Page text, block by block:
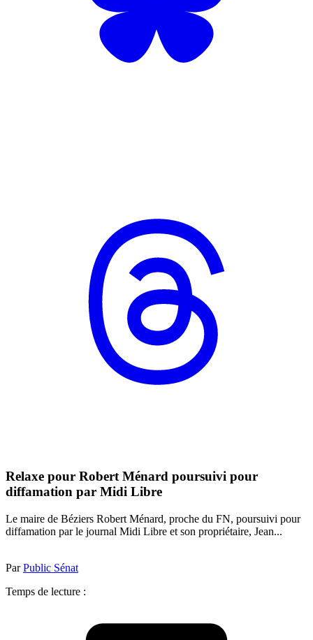
Relaxe pour Robert Ménard poursuivi pour
diffamation par Midi Libre
Le maire de Béziers Robert Ménard, proche du FN, poursuivi pour
diffamation par le journal Midi Libre et son propriétaire, Jean...
ParPublic Sénat
Temps de lecture :